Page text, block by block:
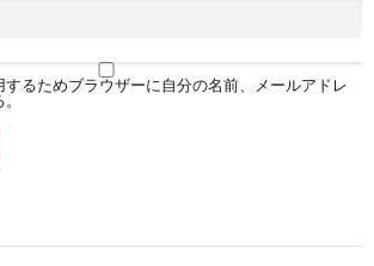
るためブラウザーに自分の名前、メールアドレ